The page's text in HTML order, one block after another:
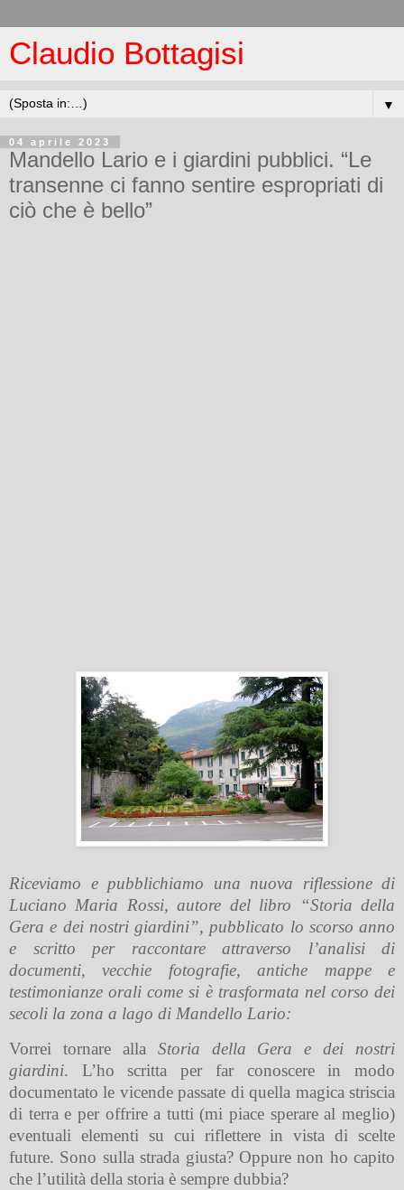
Claudio Bottagisi
▼
04 aprile 2023
Mandello Lario e i giardini pubblici. “Le
transenne ci fanno sentire espropriati di
ciò che è bello”
Riceviamo e pubblichiamo una nuova riflessione di
Luciano Maria Rossi, autore del libro “Storia della
Gera e dei nostri giardini”, pubblicato lo scorso anno
e scritto per raccontare attraverso l’analisi di
documenti, vecchie fotografie, antiche mappe e
testimonianze orali come si è trasformata nel corso dei
secoli la zona a lago di Mandello Lario:
Vorrei tornare alla Storia della Gera e dei nostri
giardini. L’ho scritta per far conoscere in modo
documentato le vicende passate di quella magica striscia
di terra e per offrire a tutti (mi piace sperare al meglio)
eventuali elementi su cui riflettere in vista di scelte
future. Sono sulla strada giusta? Oppure non ho capito
che l’utilità della storia è sempre dubbia?